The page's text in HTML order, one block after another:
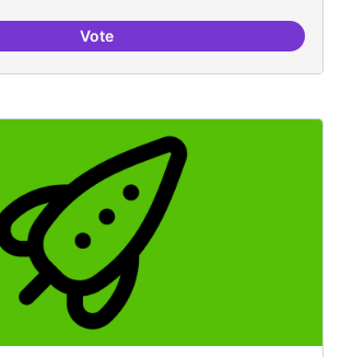
Vote20 projectes residents